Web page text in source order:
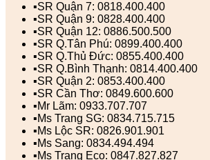
▪️SR Quận 7: 0818.400.400
▪️SR Quận 9: 0828.400.400
▪️SR Quận 12: 0886.500.500
▪️SR Q.Tân Phú: 0899.400.400
▪️SR Q.Thủ Đức: 0855.400.400
▪️SR Q.Bình Thạnh: 0814.400.400
▪️SR Quận 2: 0853.400.400
▪️SR Cần Thơ: 0849.600.600
▪️Mr Lãm: 0933.707.707
▪️Ms Trang SG: 0834.715.715
▪️Ms Lộc SR: 0826.901.901
▪️Ms Sang: 0834.494.494
▪️Ms Trang Eco: 0847.827.827